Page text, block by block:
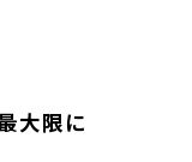
大限に